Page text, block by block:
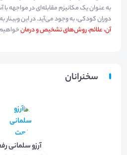
به عنوان یک مکانیزم مقابله‌ای در مواجهه با
دوران کودکی، به وجود می‌آید. در این وبینار به
آن، علائم، روش‌های تشخیص و درمان
سخنرانان
آرزو سلمانی